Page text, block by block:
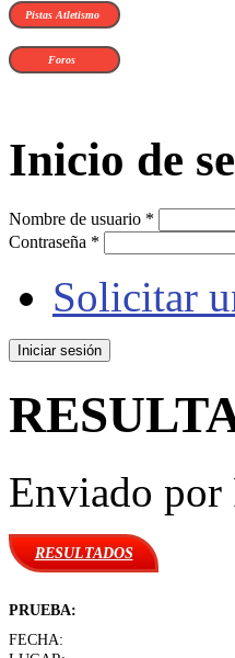
Pistas Atletismo
Foros
Inicio de
Nombre de usuario *
Contraseña *
Solicitar
Enviado por
RESULTADOS
PRUEBA:
FECHA: